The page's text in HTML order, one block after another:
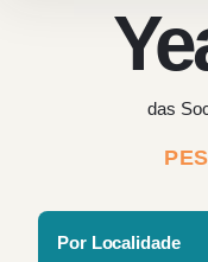
das
Por Localidade